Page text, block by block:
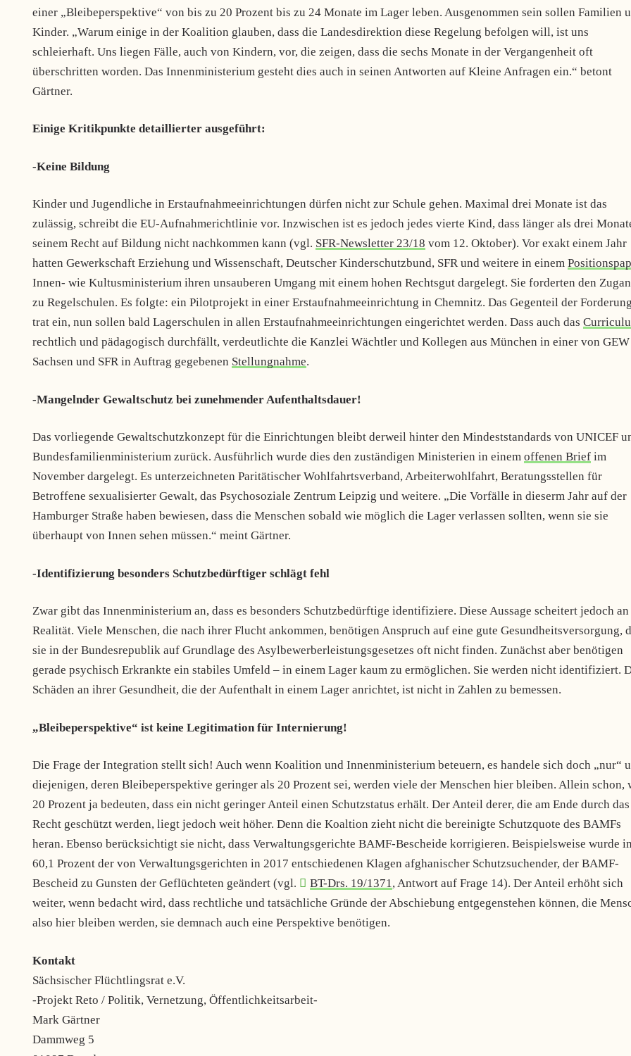
einer „Bleibeperspektive“ von bis zu 20 Prozent bis zu 24 Monate im Lager leben. Ausgenommen sein sollen Familien
Kinder. „Warum einige in der Koalition glauben, dass die Landesdirektion diese Regelung befolgen will, ist uns
schleierhaft. Uns liegen Fälle, auch von Kindern, vor, die zeigen, dass die sechs Monate in der Vergangenheit oft
überschritten worden. Das Innenministerium gesteht dies auch in seinen Antworten auf Kleine Anfragen ein.“ betont
Gärtner.
Einige Kritikpunkte detaillierter ausgeführt:
-Keine Bildung
Kinder und Jugendliche in Erstaufnahmeeinrichtungen dürfen nicht zur Schule gehen. Maximal drei Monate ist das
zulässig, schreibt die EU-Aufnahmerichtlinie vor. Inzwischen ist es jedoch jedes vierte Kind, dass länger als drei
seinem Recht auf Bildung nicht nachkommen kann (vgl. SFR-Newsletter 23/18 vom 12. Oktober). Vor exakt einem Jahr
hatten Gewerkschaft Erziehung und Wissenschaft, Deutscher Kinderschutzbund, SFR und weitere in einem
Innen- wie Kultusministerium ihren unsauberen Umgang mit einem hohen Rechtsgut dargelegt. Sie forderten den
zu Regelschulen. Es folgte: ein Pilotprojekt in einer Erstaufnahmeeinrichtung in Chemnitz. Das Gegenteil der Forderung
trat ein, nun sollen bald Lagerschulen in allen Erstaufnahmeeinrichtungen eingerichtet werden. Dass auch das
rechtlich und pädagogisch durchfällt, verdeutlichte die Kanzlei Wächtler und Kollegen aus München in einer von GEW
Sachsen und SFR in Auftrag gegebenen Stellungnahme.
-Mangelnder Gewaltschutz bei zunehmender Aufenthaltsdauer!
Das vorliegende Gewaltschutzkonzept für die Einrichtungen bleibt derweil hinter den Mindeststandards von UNICEF
Bundesfamilienministerium zurück. Ausführlich wurde dies den zuständigen Ministerien in einem offenen Brief im
November dargelegt. Es unterzeichneten Paritätischer Wohlfahrtsverband, Arbeiterwohlfahrt, Beratungsstellen für
Betroffene sexualisierter Gewalt, das Psychosoziale Zentrum Leipzig und weitere. „Die Vorfälle in dieserm Jahr auf der
Hamburger Straße haben bewiesen, dass die Menschen sobald wie möglich die Lager verlassen sollten, wenn sie sie
überhaupt von Innen sehen müssen.“ meint Gärtner.
-Identifizierung besonders Schutzbedürftiger schlägt fehl
Zwar gibt das Innenministerium an, dass es besonders Schutzbedürftige identifiziere. Diese Aussage scheitert jedoch
Realität. Viele Menschen, die nach ihrer Flucht ankommen, benötigen Anspruch auf eine gute Gesundheitsversorgung,
sie in der Bundesrepublik auf Grundlage des Asylbewerberleistungsgesetzes oft nicht finden. Zunächst aber benötigen
gerade psychisch Erkrankte ein stabiles Umfeld – in einem Lager kaum zu ermöglichen. Sie werden nicht identifiziert.
Schäden an ihrer Gesundheit, die der Aufenthalt in einem Lager anrichtet, ist nicht in Zahlen zu bemessen.
„Bleibeperspektive“ ist keine Legitimation für Internierung!
Die Frage der Integration stellt sich! Auch wenn Koalition und Innenministerium beteuern, es handele sich doch „nur“
diejenigen, deren Bleibeperspektive geringer als 20 Prozent sei, werden viele der Menschen hier bleiben. Allein schon,
20 Prozent ja bedeuten, dass ein nicht geringer Anteil einen Schutzstatus erhält. Der Anteil derer, die am Ende durch das
Recht geschützt werden, liegt jedoch weit höher. Denn die Koaltion zieht nicht die bereinigte Schutzquote des BAMFs
heran. Ebenso berücksichtigt sie nicht, dass Verwaltungsgerichte BAMF-Bescheide korrigieren. Beispielsweise wurde in
60,1 Prozent der von Verwaltungsgerichten in 2017 entschiedenen Klagen afghanischer Schutzsuchender, der BAMF-
Bescheid zu Gunsten der Geflüchteten geändert (vgl.
BT-Drs. 19/1371, Antwort auf Frage 14). Der Anteil erhöht sich
weiter, wenn bedacht wird, dass rechtliche und tatsächliche Gründe der Abschiebung entgegenstehen können, die
also hier bleiben werden, sie demnach auch eine Perspektive benötigen.
Kontakt
Sächsischer Flüchtlingsrat e.V.
-Projekt Reto / Politik, Vernetzung, Öffentlichkeitsarbeit-
Mark Gärtner
Dammweg 5